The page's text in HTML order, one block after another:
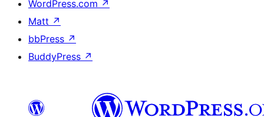
WordPress.com ↗
Matt ↗
bbPress ↗
BuddyPress ↗